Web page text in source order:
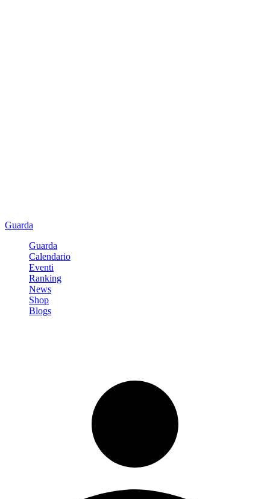
Guarda
Guarda
Calendario
Eventi
Ranking
News
Shop
Blogs